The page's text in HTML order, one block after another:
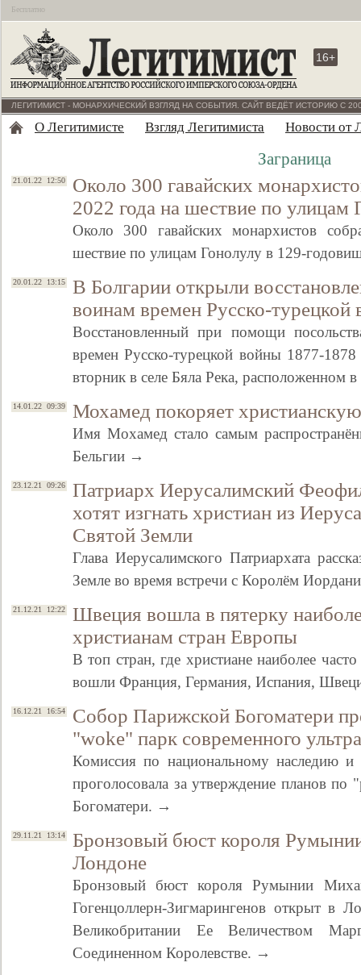
Бесплатно
16+
ЛЕГИТИМИСТ - МОНАРХИЧЕСКИЙ ВЗГЛЯД НА СОБЫТИЯ. САЙТ ВЕДЁТ ИСТОРИЮ С
О Легитимисте Взгляд Легитимиста Новости от
Заграница
21.01.22 12:50
Около 300 гавайских
2022 года на шествие по улицам
Около 300 гавайских монархистов
шествие по улицам Гонолулу в 129-
20.01.22 13:15
В Болгарии открыли
воинам времен Русско-турецкой
Восстановленный при помощи
времен Русско-турецкой войны 1877-
вторник в селе Бяла Река, расположенном
14.01.22 09:39 Мохамед покоряет
Имя Мохамед стало самым
Бельгии →
23.12.21 09:26
Патриарх Иерусалимский
хотят изгнать христиан из
Святой Земли
Глава Иерусалимского Патриархата
Земле во время встречи с Королём
21.12.21 12:22
Швеция вошла в пятерку
христианам стран Европы
В топ стран, где христиане наиболее
вошли Франция, Германия, Испания,
16.12.21 16:54
Собор Парижской Богоматери
"woke" парк современного
Комиссия по национальному наследию и
проголосовала за утверждение планов
Богоматери. →
29.11.21 13:14
Бронзовый бюст короля
Лондоне
Бронзовый бюст короля Румынии
Гогенцоллерн-Зигмарингенов открыт в
Великобритании Ее Величеством
Соединенном Королевстве. →
Свидетельство